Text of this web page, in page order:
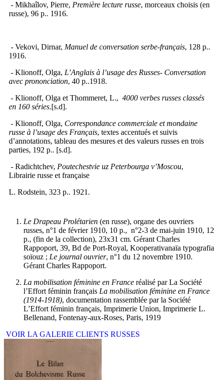
- Mikhaîlov, Pierre, Première lecture russe, morceaux choisis (en
russe), 96 p.. 1916.
- Vekovi, Dirnar, Manuel de conversation serbe-français, 128 p..
1916.
- Klionoff, Olga, L’Anglais à l’usage des Russes- Conversation
avec prononciation, 40 p..1918.
- Klionoff, Olga et Thommeret, L., 4000 verbes russes classés
en 160 séries.[s.d].
- Klionoff, Olga, Correspondance commerciale et mondaine
russe à l’usage des Français, textes accentués et suivis
d’annotations, tableau des mesures et des valeurs russes en trois
parties, 192 p.. [s.d].
- Radichtchev, Poutechestvie uz Peterbourga v’Moscou,
Librairie russe et française
L. Rodstein, 323 p.. 1921.
Le Drapeau Prolétarien (en russe), organe des ouvriers
russes, n°1 de février 1910, 10 p., n°2-3 de mai-juin 1910, 12
p., (fin de la collection), 23x31 cm. Gérant Charles
Rappoport, 39, Bd de Port-Royal, Kooperativanaïa typografia
soïouz ; Le journal ouvrier, n°1 du 12 novembre 1910.
Gérant Charles Rappoport.
La mobilisation féminine en France réalisé par La Société
l’Effort féminin français La mobilisation féminine en France
(1914-1918), documentation rassemblée par la Société
L’Effort féminin français, Imprimerie Union, Imprimerie L.
Bellenand, Fontenay-aux-Roses, Paris, 1919
VOIR LA GALERIE CLIENTS RUSSES